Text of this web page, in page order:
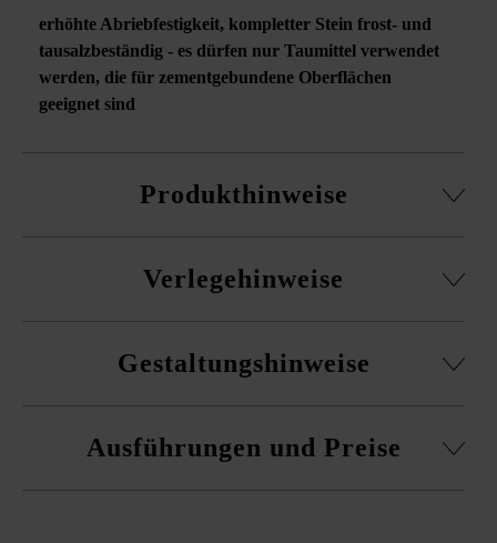
erhöhte Abriebfestigkeit, kompletter Stein frost- und
tausalzbeständig - es dürfen nur Taumittel verwendet
werden, die für zementgebundene Oberflächen
geeignet sind
Produkthinweise
die Verlegung unterschiedlichster Wegbreiten mit
Produktdatenblätter unter Bautipps/Service.
Verlegehinweise
Paletten und Lagen gemischt zu verlegen, um ein
Achten Sie auf einen ausreichenden
Gestaltungshinweise
Ausführungen und Preise